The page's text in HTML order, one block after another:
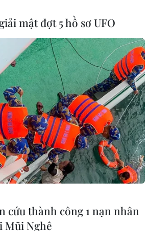
mật đợt 5 hồ sơ UFO
cứu thành công 1 nạn nhân
Mũi Nghê